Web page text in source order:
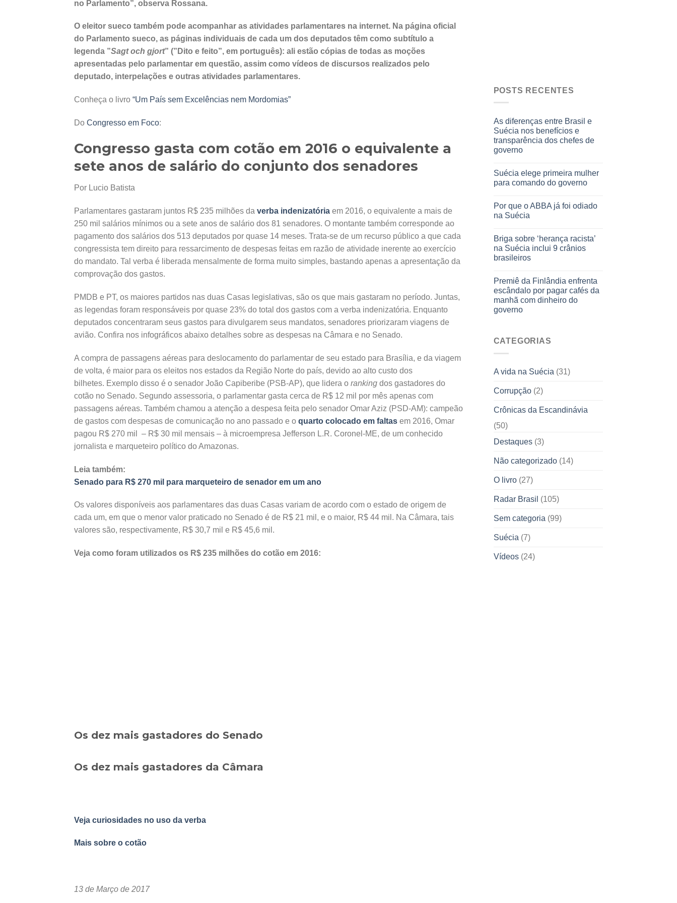
no Parlamento”, observa Rossana.
O eleitor sueco também pode acompanhar as atividades parlamentares na internet. Na página oficial
do Parlamento sueco, as páginas individuais de cada um dos deputados têm como subtítulo a
legenda ”Sagt och gjort” (”Dito e feito”, em português): ali estão cópias de todas as moções
apresentadas pelo parlamentar em questão, assim como vídeos de discursos realizados pelo
deputado, interpelações e outras atividades parlamentares.
Conheça o livro “Um País sem Excelências nem Mordomias”
Do Congresso em Foco:
Congresso gasta com cotão em 2016 o equivalente a
sete anos de salário do conjunto dos senadores
Por Lucio Batista
Parlamentares gastaram juntos R$ 235 milhões da verba indenizatória em 2016, o equivalente a mais de
250 mil salários mínimos ou a sete anos de salário dos 81 senadores. O montante também corresponde ao
pagamento dos salários dos 513 deputados por quase 14 meses. Trata-se de um recurso público a que cada
congressista tem direito para ressarcimento de despesas feitas em razão de atividade inerente ao exercício
do mandato. Tal verba é liberada mensalmente de forma muito simples, bastando apenas a apresentação da
comprovação dos gastos.
PMDB e PT, os maiores partidos nas duas Casas legislativas, são os que mais gastaram no período. Juntas,
as legendas foram responsáveis por quase 23% do total dos gastos com a verba indenizatória. Enquanto
deputados concentraram seus gastos para divulgarem seus mandatos, senadores priorizaram viagens de
avião. Confira nos infográficos abaixo detalhes sobre as despesas na Câmara e no Senado.
A compra de passagens aéreas para deslocamento do parlamentar de seu estado para Brasília, e da viagem
de volta, é maior para os eleitos nos estados da Região Norte do país, devido ao alto custo dos
bilhetes. Exemplo disso é o senador João Capiberibe (PSB-AP), que lidera o ranking dos gastadores do
cotão no Senado. Segundo assessoria, o parlamentar gasta cerca de R$ 12 mil por mês apenas com
passagens aéreas. Também chamou a atenção a despesa feita pelo senador Omar Aziz (PSD-AM): campeão
de gastos com despesas de comunicação no ano passado e o quarto colocado em faltas em 2016, Omar
pagou R$ 270 mil – R$ 30 mil mensais – à microempresa Jefferson L.R. Coronel-ME, de um conhecido
jornalista e marqueteiro político do Amazonas.
Leia também:
Senado para R$ 270 mil para marqueteiro de senador em um ano
Os valores disponíveis aos parlamentares das duas Casas variam de acordo com o estado de origem de
cada um, em que o menor valor praticado no Senado é de R$ 21 mil, e o maior, R$ 44 mil. Na Câmara, tais
valores são, respectivamente, R$ 30,7 mil e R$ 45,6 mil.
Veja como foram utilizados os R$ 235 milhões do cotão em 2016:
Os dez mais gastadores do Senado
Os dez mais gastadores da Câmara
Veja curiosidades no uso da verba
Mais sobre o cotão
13 de Março de 2017
POSTS RECENTES
As diferenças entre Brasil e
Suécia nos benefícios e
transparência dos chefes de
governo
Suécia elege primeira mulher
para comando do governo
Por que o ABBA já foi odiado
na Suécia
Briga sobre ‘herança racista’
na Suécia inclui 9 crânios
brasileiros
Premiê da Finlândia enfrenta
escândalo por pagar cafés da
manhã com dinheiro do
governo
CATEGORIAS
A vida na Suécia (31)
Corrupção(2)
Crônicas da Escandinávia
(50)
Destaques(3)
Não categorizado(14)
O livro(27)
Radar Brasil (105)
Sem categoria (99)
Suécia (7)
Vídeos(24)